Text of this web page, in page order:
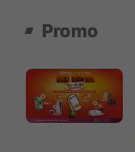
Promo